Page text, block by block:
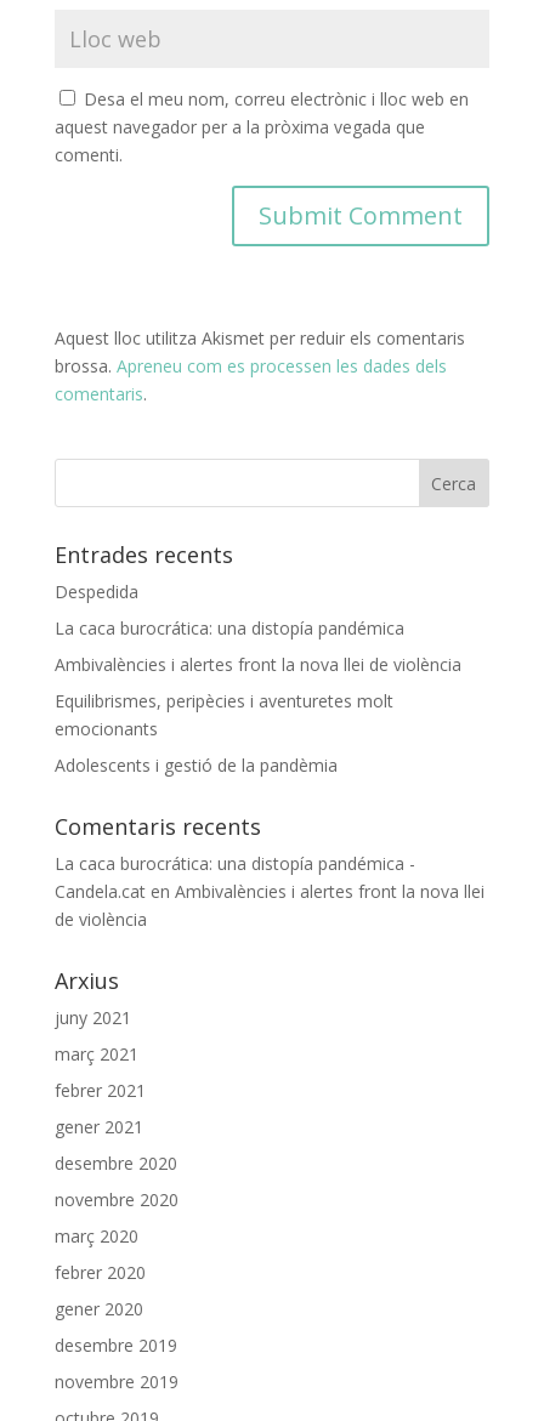
Desa el meu nom, correu electrònic i lloc web en
aquest navegador per a la pròxima vegada que
comenti.
Aquest lloc utilitza Akismet per reduir els comentaris
brossa. Apreneu com es processen les dades dels
comentaris.
Entrades recents
Despedida
La caca burocrática: una distopía pandémica
Ambivalències i alertes front la nova llei de violència
Equilibrismes, peripècies i aventuretes molt
emocionants
Adolescents i gestió de la pandèmia
Comentaris recents
La caca burocrática: una distopía pandémica -
Candela.caten Ambivalències i alertes front la nova llei
de violència
Arxius
juny 2021
març 2021
febrer 2021
gener 2021
desembre 2020
novembre 2020
març 2020
febrer 2020
gener 2020
desembre 2019
novembre 2019